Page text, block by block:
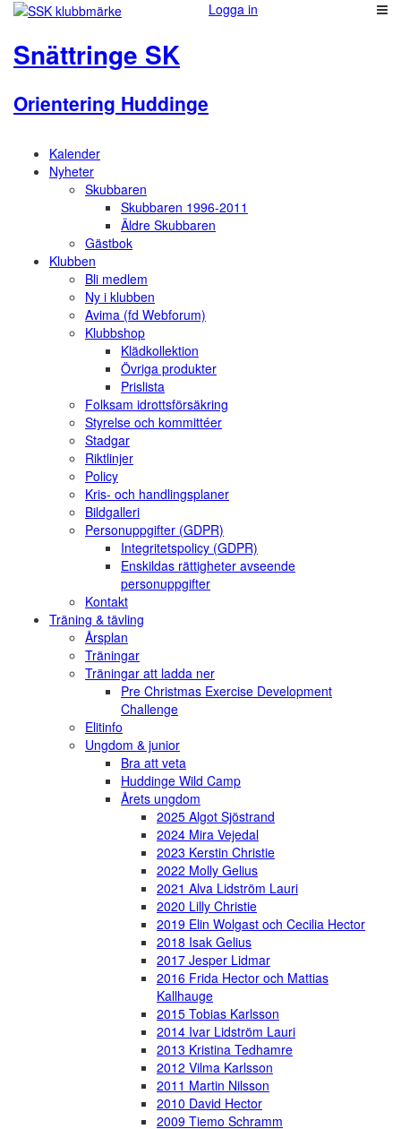
Logga in
Snättringe SK
Orientering Huddinge
Kalender
Nyheter
Skubbaren
Skubbaren 1996-2011
Äldre Skubbaren
Gästbok
Klubben
Bli medlem
Ny i klubben
Avima (fd Webforum)
Klubbshop
Klädkollektion
Övriga produkter
Prislista
Folksam idrottsförsäkring
Styrelse och kommittéer
Stadgar
Riktlinjer
Policy
Kris- och handlingsplaner
Bildgalleri
Personuppgifter (GDPR)
Integritetspolicy (GDPR)
Enskildas rättigheter avseende
personuppgifter
Kontakt
Träning & tävling
Årsplan
Träningar
Träningar att ladda ner
Pre Christmas Exercise Development
Challenge
Elitinfo
Ungdom & junior
Bra att veta
Huddinge Wild Camp
Årets ungdom
2025 Algot Sjöstrand
2024 Mira Vejedal
2023 Kerstin Christie
2022 Molly Gelius
2021 Alva Lidström Lauri
2020 Lilly Christie
2019 Elin Wolgast och Cecilia Hector
2018 Isak Gelius
2017 Jesper Lidmar
2016 Frida Hector och Mattias
Kallhauge
2015 Tobias Karlsson
2014 Ivar Lidström Lauri
2013 Kristina Tedhamre
2012 Vilma Karlsson
2011 Martin Nilsson
2010 David Hector
2009 Tiemo Schramm